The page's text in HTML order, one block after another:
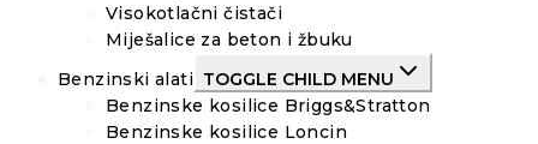
Visokotlačni čistači
Miješalice za beton i žbuku
Benzinski alati TOGGLE CHILD MENU
Benzinske kosilice Briggs&Stratton
Benzinske kosilice Loncin